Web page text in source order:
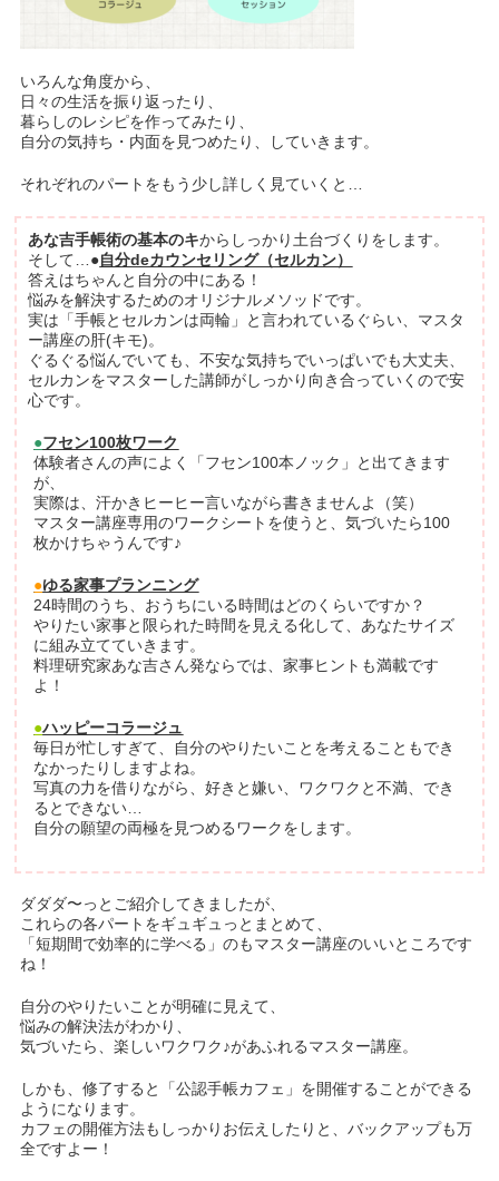
いろんな角度から、
日々の生活を振り返ったり、
暮らしのレシピを作ってみたり、
自分の気持ち・内面を見つめたり、していきます。
それぞれのパートをもう少し詳しく見ていくと…
あな吉手帳術の基本のキからしっかり土台づくりをします。
そして… ●自分deカウンセリング（セルカン）
答えはちゃんと自分の中にある！
悩みを解決するためのオリジナルメソッドです。
実は「手帳とセルカンは両輪」と言われているぐらい、マスタ
ー講座の肝(キモ)。
ぐるぐる悩んでいても、不安な気持ちでいっぱいでも大丈夫、
セルカンをマスターした講師がしっかり向き合っていくので安
心です。
●フセン100枚ワーク
体験者さんの声によく「フセン100本ノック」と出てきます
が、
実際は、汗かきヒーヒー言いながら書きませんよ（笑）
マスター講座専用のワークシートを使うと、気づいたら100
枚かけちゃうんです♪
●ゆる家事プランニング
24時間のうち、おうちにいる時間はどのくらいですか？
やりたい家事と限られた時間を見える化して、あなたサイズ
に組み立てていきます。
料理研究家あな吉さん発ならでは、家事ヒントも満載です
よ！
●ハッピーコラージュ
毎日が忙しすぎて、自分のやりたいことを考えることもでき
なかったりしますよね。
写真の力を借りながら、好きと嫌い、ワクワクと不満、でき
るとできない…
自分の願望の両極を見つめるワークをします。
ダダダ〜っとご紹介してきましたが、
これらの各パートをギュギュっとまとめて、
「短期間で効率的に学べる」のもマスター講座のいいところです
ね！
自分のやりたいことが明確に見えて、
悩みの解決法がわかり、
気づいたら、楽しいワクワク♪があふれるマスター講座。
しかも、修了すると「公認手帳カフェ」を開催することができる
ようになります。
カフェの開催方法もしっかりお伝えしたりと、バックアップも万
全ですよー！